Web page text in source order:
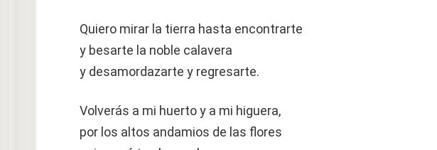
Quiero mirar la tierra hasta encontrarte
y besarte la noble calavera
y desamordazarte y regresarte.
Volverás a mi huerto y a mi higuera,
por los altos andamios de las flores